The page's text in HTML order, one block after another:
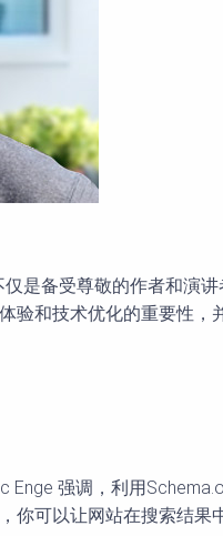
是备受尊敬的作者和
和技术优化的重要性
强调，利用
可以让网站在搜索结果